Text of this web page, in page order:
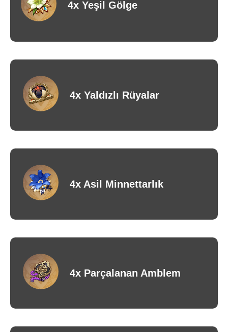
4x Yeşil Gölge
4x Yaldızlı Rüyalar
4x Asil Minnettarlık
4x Parçalanan Amblem